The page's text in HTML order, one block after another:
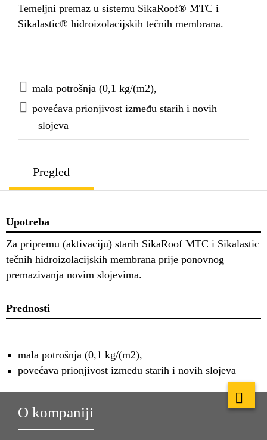
Temeljni premaz u sistemu SikaRoof® MTC i
Sikalastic® hidroizolacijskih tečnih membrana.
mala potrošnja (0,1 kg/(m2),
povećava prionjivost između starih i novih
slojeva
Pregled
Upotreba
Za pripremu (aktivaciju) starih SikaRoof MTC i Sikalastic
tečnih hidroizolacijskih membrana prije ponovnog
premazivanja novim slojevima.
Prednosti
mala potrošnja (0,1 kg/(m2),
povećava prionjivost između starih i novih slojeva
O kompaniji